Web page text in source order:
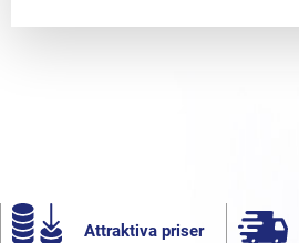
Attraktiva priser